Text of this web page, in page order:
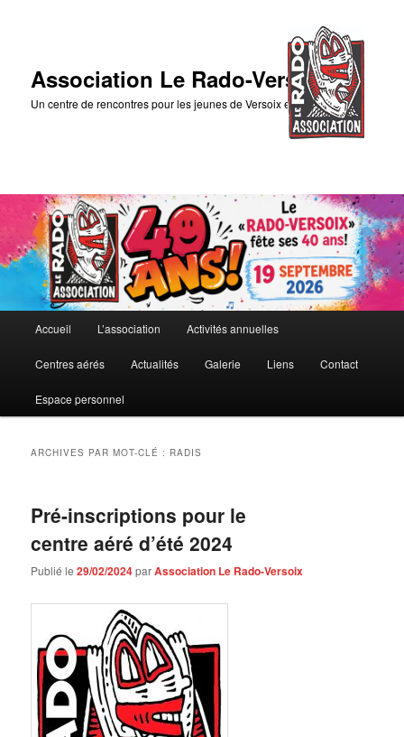
Association Le Rado-Versoix
Un centre de rencontres pour les jeunes de Versoix et des environs
principal
Aller
au
contenu
principal
Aller
au
contenu
secondaire
Accueil L’association Activités annuelles
Centres aérés Actualités Galerie Liens Contact
Espace personnel
ARCHIVES PAR MOT-CLÉ : RADIS
Pré-inscriptions pour le
centre aéré d’été 2024
Publié le29/02/2024parAssociation Le Rado-Versoix